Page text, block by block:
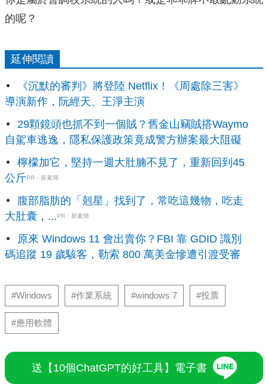
的呢？
延伸閱讀
《沉默的審判》將登陸 Netflix！《周處除三害》
導演新作，阮經天、王淨主演
29顆鏡頭也抓不到一個賊？舊金山竊賊搭Waymo
自駕車逃逸，隱私保護政策竟成警方辦案最大阻礙
檸檬加它，堅持一週大肚腩不見了，重新回到45
公斤PR・新素簡
腹部脂肪的「剋星」找到了，常吃這幾物，吃走
大肚囊，...PR・新素簡
原來 Windows 11 會出賣你？FBI 靠 GDID 識別
碼追蹤 19 歲駭客，勒索 800 萬美金慘遭引渡受審
#Windows #作業系統 #windows 7 #投票
#應用軟體
送【10個ChatGPT的好工具】電子書